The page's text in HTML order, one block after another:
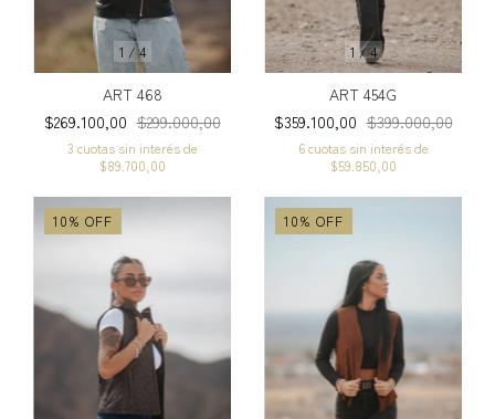
1 /4
ART 468
$269.100,00 $299.000,00
3 cuotas sin interés de
$89.700,00
1/4
ART 454G
$359.100,00 $399.000,00
6 cuotas sin interés de
$59.850,00
10% OFF 10% OFF